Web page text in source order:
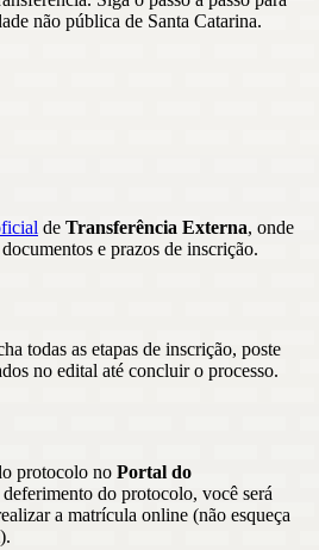
não pública de Santa Catarina.
de Transferência Externa, onde
e prazos de inscrição.
todas as etapas de inscrição, poste
no edital até concluir o processo.
protocolo no Portal do
do protocolo, você será
a matrícula online (não esqueça